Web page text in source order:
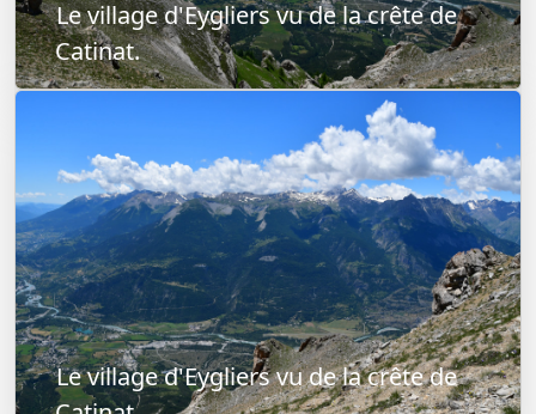
Le village d'Eygliers vu de la crête de
Catinat.
Le village d'Eygliers vu de la crête de